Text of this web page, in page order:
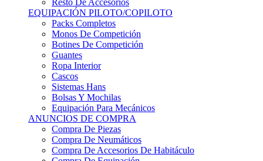
Packs Completos
Monos De Competición
Botines De Competición
Guantes
Ropa Interior
Cascos
Sistemas Hans
Bolsas Y Mochilas
Equipación Para Mecánicos
ANUNCIOS DE COMPRA
Compra De Piezas
Compra De Neumáticos
Compra De Accesorios De Habitáculo
Compra De Equipación
VEHÍCULOS CLÁSICOS